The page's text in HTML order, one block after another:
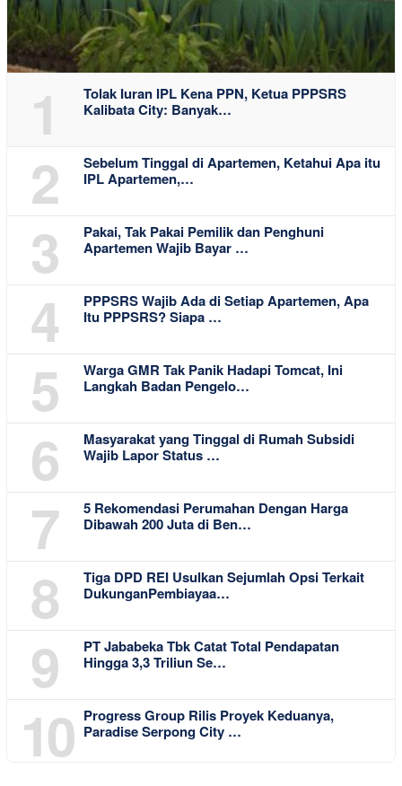
1
Tolak Iuran IPL Kena PPN, Ketua PPPSRS
Kalibata City: Banyak…
2
Sebelum Tinggal di Apartemen, Ketahui Apa itu
IPL Apartemen,…
3
Pakai, Tak Pakai Pemilik dan Penghuni
Apartemen Wajib Bayar …
4
PPPSRS Wajib Ada di Setiap Apartemen, Apa
Itu PPPSRS? Siapa …
5
Warga GMR Tak Panik Hadapi Tomcat, Ini
Langkah Badan Pengelo…
6
Masyarakat yang Tinggal di Rumah Subsidi
Wajib Lapor Status …
7
5 Rekomendasi Perumahan Dengan Harga
Dibawah 200 Juta di Ben…
8
Tiga DPD REI Usulkan Sejumlah Opsi Terkait
DukunganPembiayaa…
9
PT Jababeka Tbk Catat Total Pendapatan
Hingga 3,3 Triliun Se…
10
Progress Group Rilis Proyek Keduanya,
Paradise Serpong City …